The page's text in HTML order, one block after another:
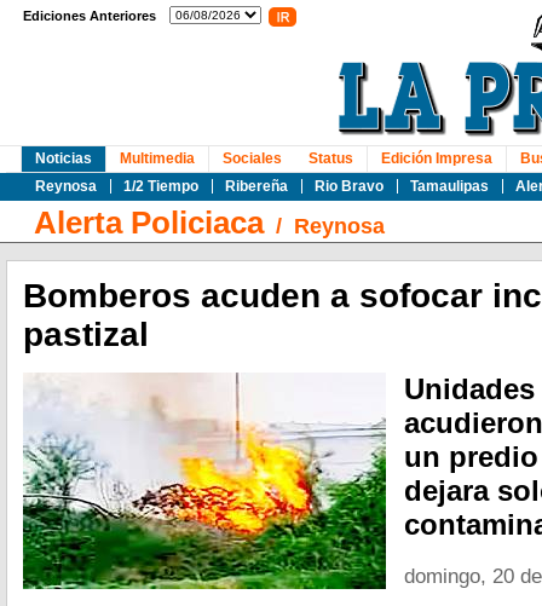
Ediciones Anteriores
Noticias
Reynosa
1/2 Tiempo Ribereña Rio Bravo Tamaulipas
Multimedia Sociales Status Edición Impresa
Alerta Policiaca/ Reynosa
Bomberos acuden a sofocar
pastizal
un
dejara
domingo, 20